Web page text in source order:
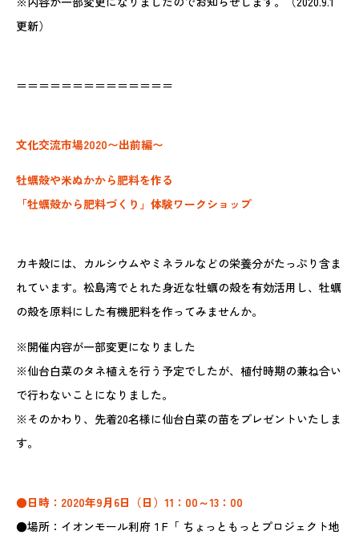
更新）
＝＝＝＝＝＝＝＝＝＝＝＝＝＝
文化交流市場2020〜出前編〜
牡蠣殻や米ぬかから肥料を作る
「牡蠣殻から肥料づくり」体験ワークショップ
カキ殻には、カルシウムやミネラルなどの栄養分がたっぷり含ま
れています。松島湾でとれた身近な牡蠣の殻を有効活用し、牡蠣
の殻を原料にした有機肥料を作ってみませんか。
※開催内容が一部変更になりました
※仙台白菜のタネ植えを行う予定でしたが、植付時期の兼ね合い
で行わないことになりました。
※そのかわり、先着20名様に仙台白菜の苗をプレゼントいたしま
す。
●日時：2020年9月6日（日）11：00～13：00
●場所：イオンモール利府１F「 ちょっともっとプロジェクト地